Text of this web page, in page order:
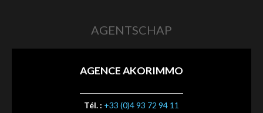
AGENTSCHAP
AGENCE AKORIMMO
Tél. : +33 (0)4 93 72 94 11